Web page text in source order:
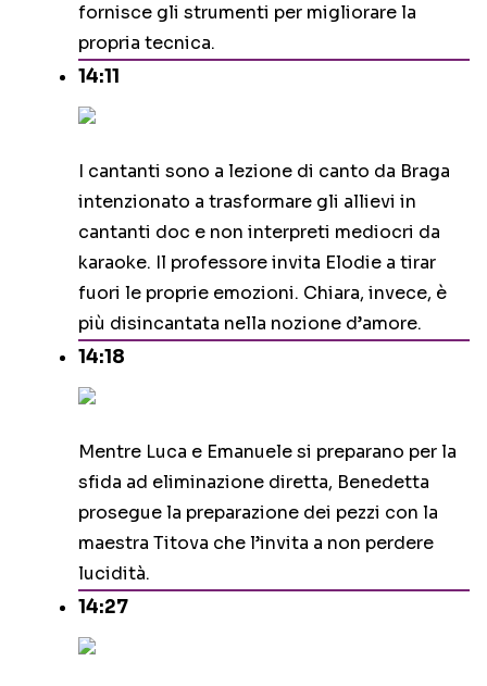
fornisce gli strumenti per migliorare la
propria tecnica.
14:11
I cantanti sono a lezione di canto da Braga
intenzionato a trasformare gli allievi in
cantanti doc e non interpreti mediocri da
karaoke. Il professore invita Elodie a tirar
fuori le proprie emozioni. Chiara, invece, è
più disincantata nella nozione d’amore.
14:18
Mentre Luca e Emanuele si preparano per la
sfida ad eliminazione diretta, Benedetta
prosegue la preparazione dei pezzi con la
maestra Titova che l’invita a non perdere
lucidità.
14:27